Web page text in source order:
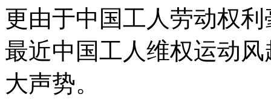
更由于中国工人劳动权
最近中国工人维权运动
大声势。